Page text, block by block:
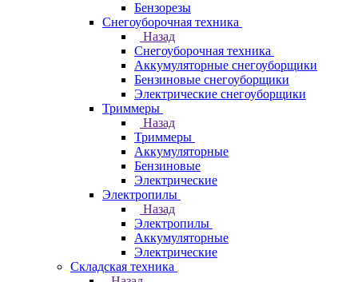
Бензорезы
Снегоуборочная техника
Назад
Снегоуборочная техника
Аккумуляторные снегоуборщики
Бензиновые снегоуборщики
Электрические снегоуборщики
Триммеры
Назад
Триммеры
Аккумуляторные
Бензиновые
Электрические
Электропилы
Назад
Электропилы
Аккумуляторные
Электрические
Складская техника